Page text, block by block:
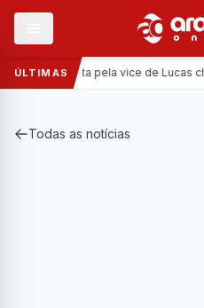
ÚLTIMAS
Disputa pela vice de Lucas chega
Todas as notícias